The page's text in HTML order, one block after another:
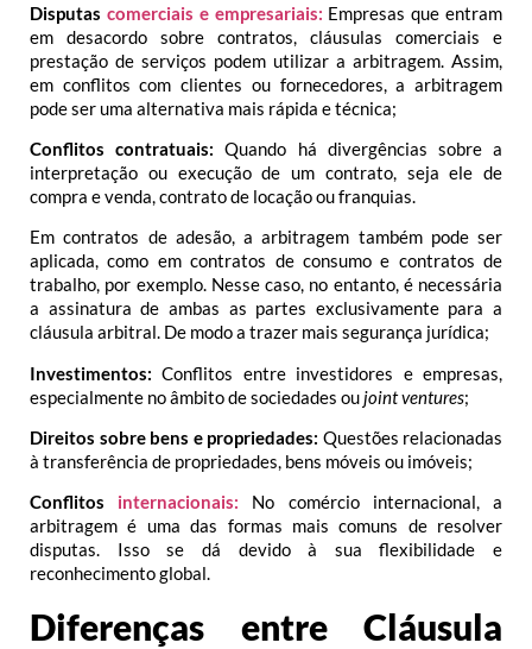
Disputas comerciais e empresariais: Empresas que entram
em desacordo sobre contratos, cláusulas comerciais e
prestação de serviços podem utilizar a arbitragem. Assim,
em conflitos com clientes ou fornecedores, a arbitragem
pode ser uma alternativa mais rápida e técnica;
Conflitos contratuais: Quando há divergências sobre a
interpretação ou execução de um contrato, seja ele de
compra e venda, contrato de locação ou franquias.
Em contratos de adesão, a arbitragem também pode ser
aplicada, como em contratos de consumo e contratos de
trabalho, por exemplo. Nesse caso, no entanto, é necessária
a assinatura de ambas as partes exclusivamente para a
cláusula arbitral. De modo a trazer mais segurança jurídica;
Investimentos:Conflitos entre investidores e empresas,
especialmente no âmbito de sociedades oujoint ventures;
Direitos sobre bens e propriedades: Questões relacionadas
à transferência de propriedades, bens móveis ou imóveis;
Conflitos internacionais: No comércio internacional, a
arbitragem é uma das formas mais comuns de resolver
disputas. Isso se dá devido à sua flexibilidade e
reconhecimento global.
Diferenças entre Cláusula